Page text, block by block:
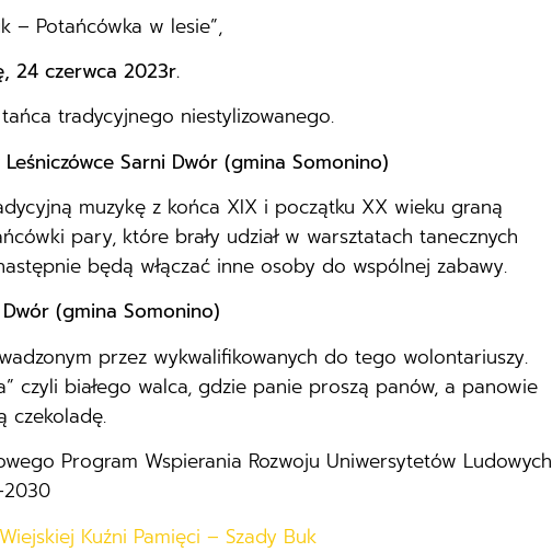
– Potańcówka w lesie”,
24 czerwca 2023r.
tradycyjnego niestylizowanego.
Sarni Dwór (gmina Somonino)
muzykę z końca XIX i początku XX wieku graną
pary, które brały udział w warsztatach tanecznych
będą włączać inne osoby do wspólnej zabawy.
(gmina Somonino)
przez wykwalifikowanych do tego wolontariuszy.
czyli białego walca, gdzie panie proszą panów, a panowie
czekoladę.
Program Wspierania Rozwoju Uniwersytetów Ludowych
Wiejskiej Kuźni Pamięci – Szady Buk